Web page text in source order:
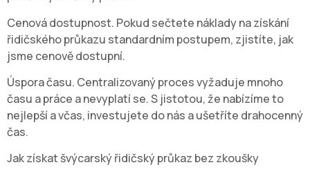
Cenová dostupnost. Pokud sečtete náklady na získání
řidičského průkazu standardním postupem, zjistíte, jak
jsme cenově dostupní.
Úspora času. Centralizovaný proces vyžaduje mnoho
času a práce a nevyplatí se. S jistotou, že nabízíme to
nejlepší a včas, investujete do nás a ušetříte drahocenný
čas.
Jak získat švýcarský řidičský průkaz bez zkoušky